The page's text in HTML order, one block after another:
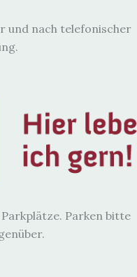
und nach telefonischer
Parken bitte